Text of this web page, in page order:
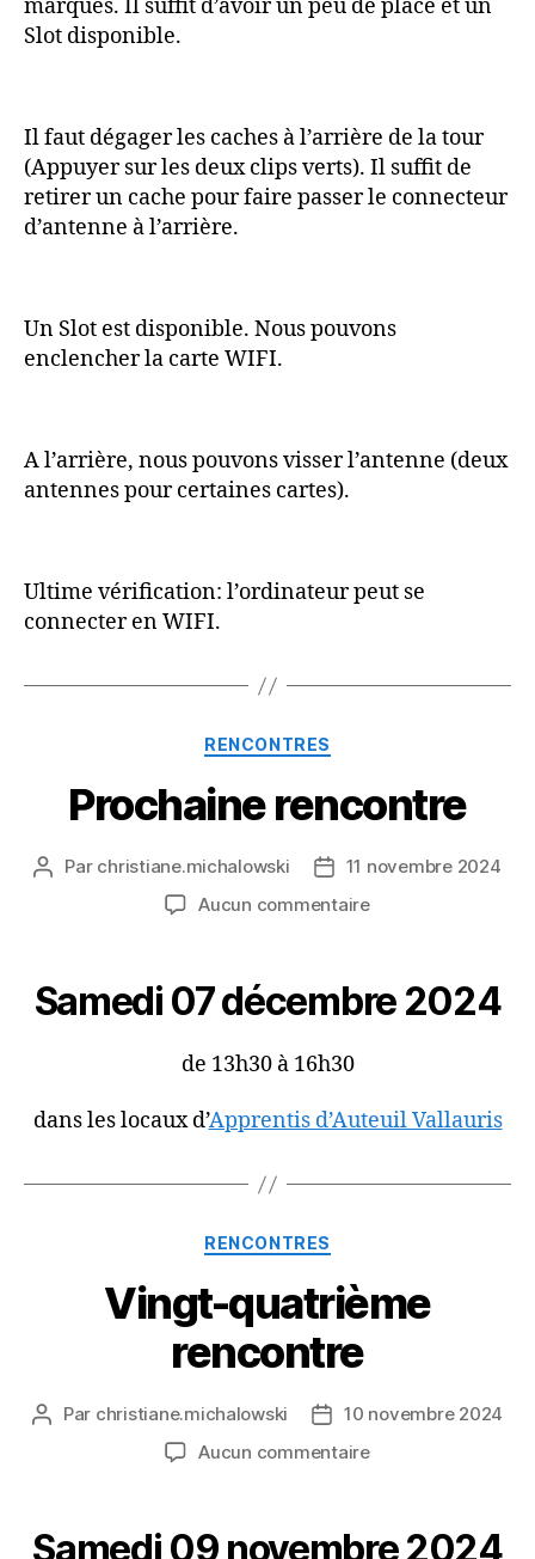
marques. Il suffit d’avoir un peu de place et un
Slot disponible.
Il faut dégager les caches à l’arrière de la tour
(Appuyer sur les deux clips verts). Il suffit de
retirer un cache pour faire passer le connecteur
d’antenne à l’arrière.
Un Slot est disponible. Nous pouvons
enclencher la carte WIFI.
A l’arrière, nous pouvons visser l’antenne (deux
antennes pour certaines cartes).
Ultime vérification: l’ordinateur peut se
connecter en WIFI.
Catégories
RENCONTRES
Prochaine rencontre
Auteur
Par christiane.michalowski
Date11 novembre 2024
Aucun commentairesur
Samedi 07 décembre 2024
de 13h30 à 16h30
dans les locaux d’Apprentis d’Auteuil Vallauris
Catégories
RENCONTRES
Vingt-quatrième
rencontre
Auteur
Par christiane.michalowski
Date10 novembre 2024
Aucun commentairesur
rencontre
Samedi 09 novembre 2024